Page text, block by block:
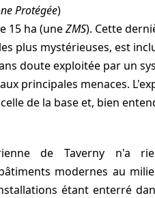
Protégée)
15 ha (uneZMS). Cette
plus mystérieuses, est
doute exploitée par un
principales menaces.
de la base et, bien
modernes au
étant enterré